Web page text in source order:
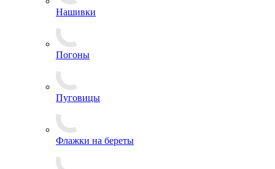
Нашивки
Погоны
Пуговицы
Флажки на береты